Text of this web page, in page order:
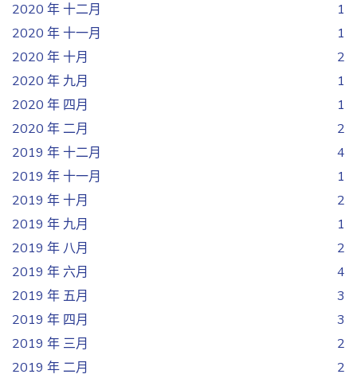
2020 年 十二月
1
2020 年 十一月
1
2020 年 十月
2
2020 年 九月
1
2020 年 四月
1
2020 年 二月
2
2019 年 十二月
4
2019 年 十一月
1
2019 年 十月
2
2019 年 九月
1
2019 年 八月
2
2019 年 六月
4
2019 年 五月
3
2019 年 四月
3
2019 年 三月
2
2019 年 二月
2